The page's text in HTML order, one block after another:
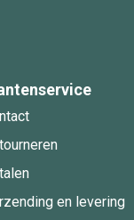
en levering